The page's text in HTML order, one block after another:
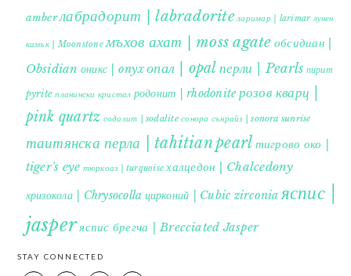
amberлабрадорит | labradorite ларимар | larimar лунен
камък | Moonstone мъхов ахат | moss agate обсидиан |
Obsidian оникс | onyxопал | opal перли | Pearls пирит |
pyrite планински кристал родонит | rhodonite розов кварц |
pink quartz содалит | sodalite сонора сънрайз | sonora sunrise
таитянска перла | tahitian pearl тигрово око |
tiger's eye тюркоаз | turquoise халцедон | Chalcedony
хризокола | Chrysocolla цирконий | Cubic zirconia яспис |
jasperяспис брегча | Brecciated Jasper
STAY CONNECTED